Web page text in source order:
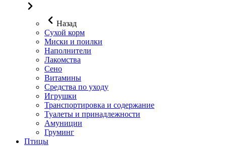
Назад
Сухой корм
Миски и поилки
Наполнители
Лакомства
Сено
Витамины
Средства по уходу
Игрушки
Транспортировка и содержание
Туалеты и принадлежности
Амуниции
Груминг
Птицы